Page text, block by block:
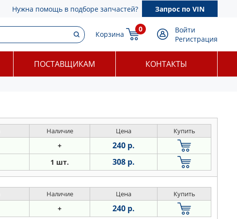
Нужна помощь в подборе запчастей? Запрос по VIN
Корзина
0
Войти
Регистрация
ПОСТАВЩИКАМ КОНТАКТЫ
Наличие Цена Купить
+ 240 р.
1 шт. 308 р.
Наличие Цена Купить
+ 240 р.